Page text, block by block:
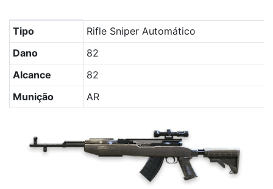
Tabela com os principais atributos da arma SKS no Free
Tipo
Rifle Sniper Automático
Dano
82
Alcance
82
Munição
AR